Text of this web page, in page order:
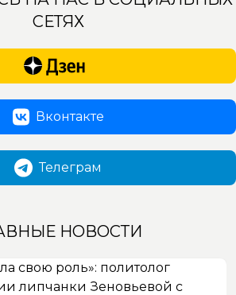
СЕТЯХ
Вконтакте
Телеграм
НОВОСТИ